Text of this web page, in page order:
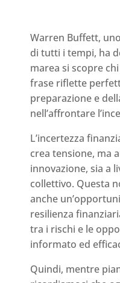
Warren Buffett,
di tutti i tempi, ha
marea si scopre
frase riflette
preparazione e
nell’affrontare
L’incertezza
crea tensione, ma
innovazione, sia a
collettivo. Questa
anche
resilienza
tra i rischi e le
informato ed
Quindi, mentre